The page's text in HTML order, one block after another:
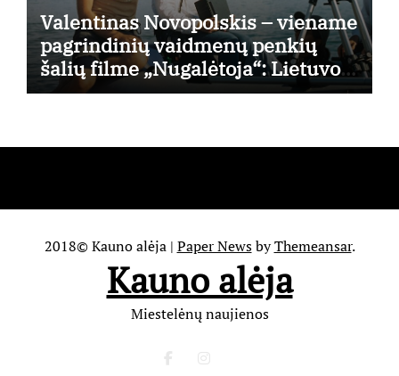
Valentinas Novopolskis – viename
pagrindinių vaidmenų penkių
šalių filme „Nugalėtoja“: Lietuvos
kino teatruose – nuo rugpjūčio 7-
2018© Kauno alėja | Paper NewsbyThemeansar.
Kauno alėja
Miestelėnų naujienos